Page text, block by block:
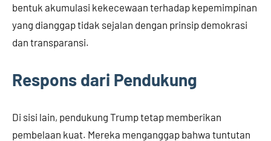
bentuk akumulasi kekecewaan terhadap kepemimpinan
yang dianggap tidak sejalan dengan prinsip demokrasi
dan transparansi.
Respons dari Pendukung
Di sisi lain, pendukung Trump tetap memberikan
pembelaan kuat. Mereka menganggap bahwa tuntutan